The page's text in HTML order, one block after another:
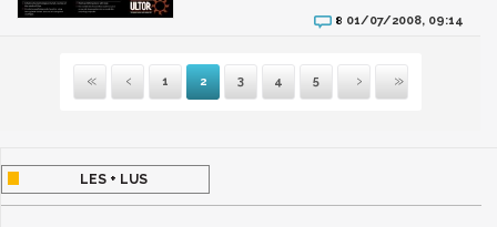
8 01/07/2008, 09:14
Première
Précédente
1 2 3 4 5
Suivante
Dernière
LES + LUS